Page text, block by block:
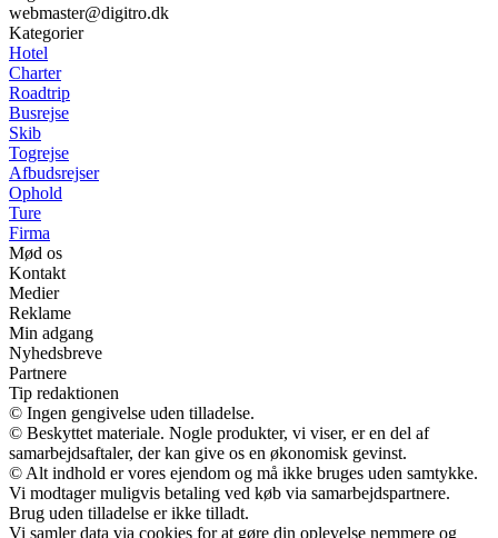
webmaster@digitro.dk
Kategorier
Hotel
Charter
Roadtrip
Busrejse
Skib
Togrejse
Afbudsrejser
Ophold
Ture
Firma
Mød os
Kontakt
Medier
Reklame
Min adgang
Nyhedsbreve
Partnere
Tip redaktionen
© Ingen gengivelse uden tilladelse.
© Beskyttet materiale. Nogle produkter, vi viser, er en del af
samarbejdsaftaler, der kan give os en økonomisk gevinst.
© Alt indhold er vores ejendom og må ikke bruges uden samtykke.
Vi modtager muligvis betaling ved køb via samarbejdspartnere.
Brug uden tilladelse er ikke tilladt.
Vi samler data via cookies for at gøre din oplevelse nemmere og